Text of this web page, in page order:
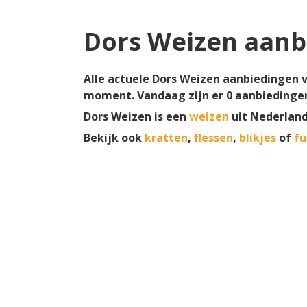
Dors Weizen
Alle actuele Dors Weizen
moment. Vandaag zijn er 0
Dors Weizen is een weizen uit
Bekijk ook kratten, flessen, blikjes of